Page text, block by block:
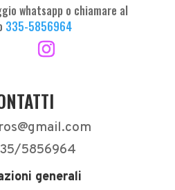
whatsapp o chiamare al
335-5856964
5856964
generali